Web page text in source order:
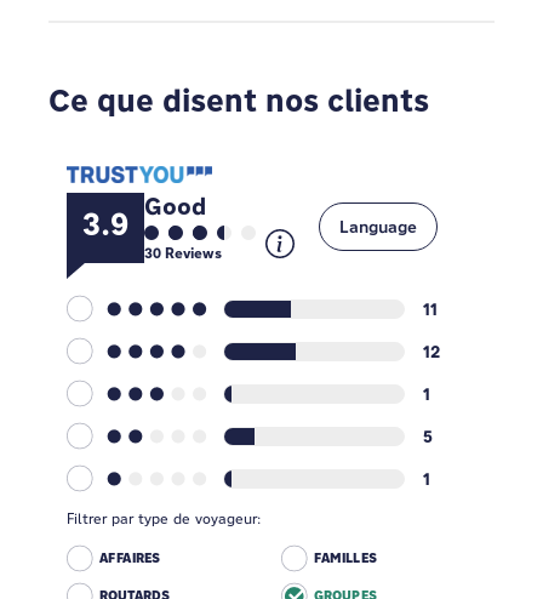
Ce que disent nos clients
3.9 Good
30Reviews
11
12
1
5
1
Language
Filtrer par type de voyageur:
AFFAIRES FAMILLES